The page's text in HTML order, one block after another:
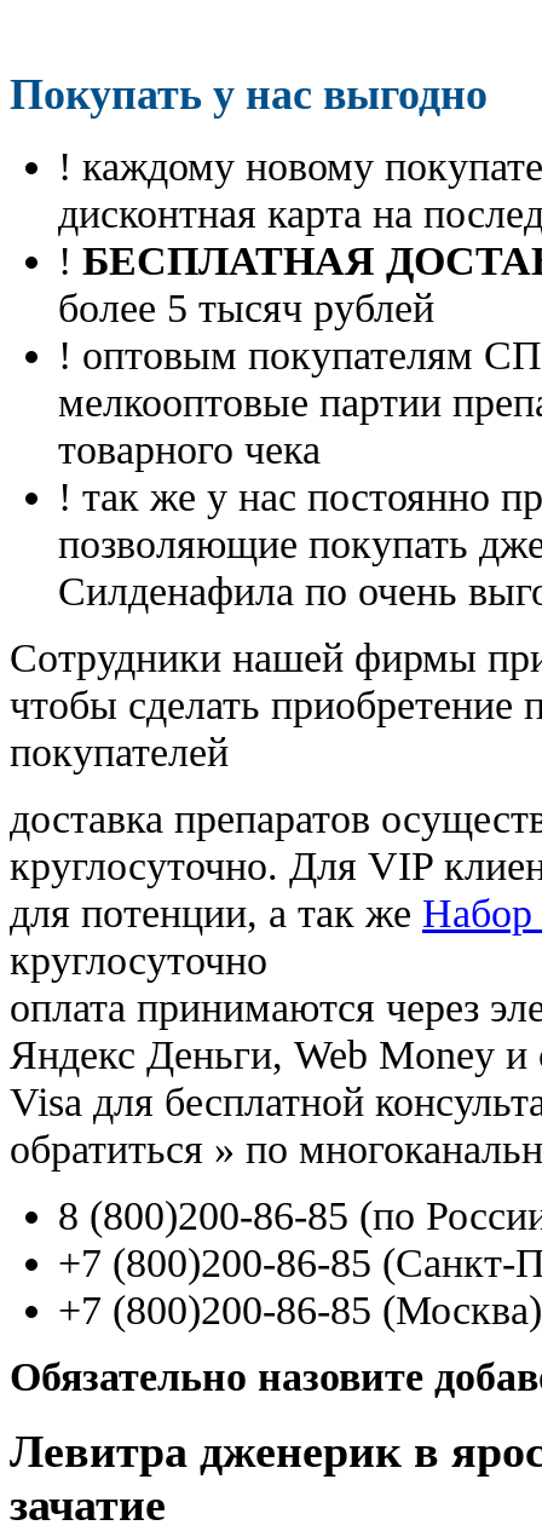
Покупать у нас выгодно
! каждому новому
дисконтная карта на
! БЕСПЛАТНАЯ
более 5 тысяч рублей
! оптовым покупателям
мелкооптовые партии
товарного чека
! так же у нас постоянно
позволяющие покупать
Силденафила по очень
Cотрудники нашей фирмы
чтобы сделать приобретение
покупателей
доставка препаратов
круглосуточно. Для VIP
для потенции, а так же Набор
круглосуточно
оплата принимаются через
Яндекс Деньги, Web Money и
Visa для бесплатной
обратиться » по
8 (800)200-86-85 (по
+7 (800)200-86-85 (Санкт-
+7 (800)200-86-85 (Москва)
Обязательно назовите
Левитра дженерик в
зачатие